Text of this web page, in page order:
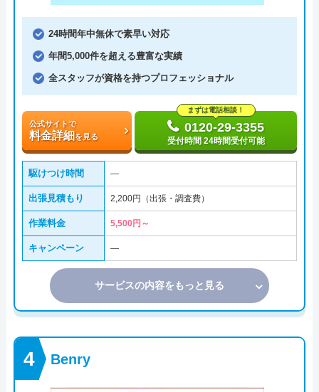
24時間年中無休で素早い対応
年間5,000件を超える豊富な実績
全スタッフが資格を持つプロフェッショナル
公式サイトで
料金詳細を見る
まずは電話相談！
0120-29-3355
受付時間 24時間受付可能
駆けつけ時間 ―
出張見積もり 2,200円（出張・調査費）
作業料金 5,500円～
キャンペーン ―
サービスの内容をもっと見る
Benry